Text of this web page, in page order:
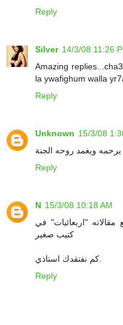
Reply
Silver 14/3/08 11:26
Amazing
la ywafighum walla
Reply
Unknown 15/3/08
يرحمه ويغمد روحه الجنة
Reply
N 15/3/08 10:18 AM
"اربعائيات" في
كتيب صغير
Reply